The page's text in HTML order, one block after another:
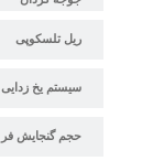
ریل تلسکوپی
سیستم یخ زدایی
حجم گنجایش فر